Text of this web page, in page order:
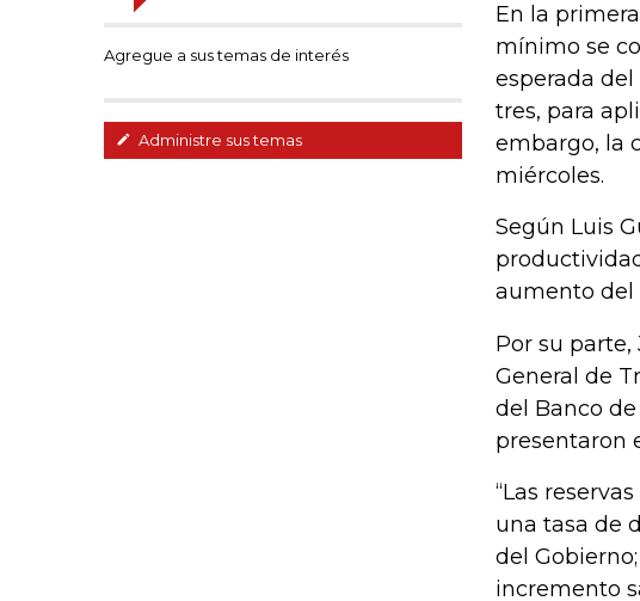
Agregue a sus temas de interés
Administre sus temas
En la
mínimo se
esperada del
tres, para
embargo, la
miércoles.
Según Luis
aumento del
Por su
General de
del Banco
presentaron
“Las
una tasa de
del
incremento